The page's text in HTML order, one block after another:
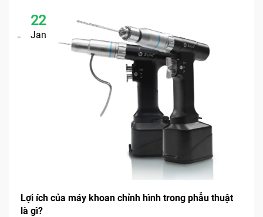
22
Jan
Lợi ích của máy khoan chỉnh hình trong phẫu thuật
là gì?